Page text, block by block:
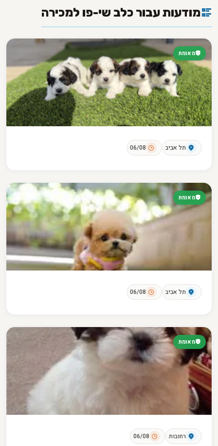
מודעות עבור כלב שי-פו למכירה
מאומת
תל אביב 06/08
מאומת
תל אביב 06/08
מאומת
רחובות 06/08